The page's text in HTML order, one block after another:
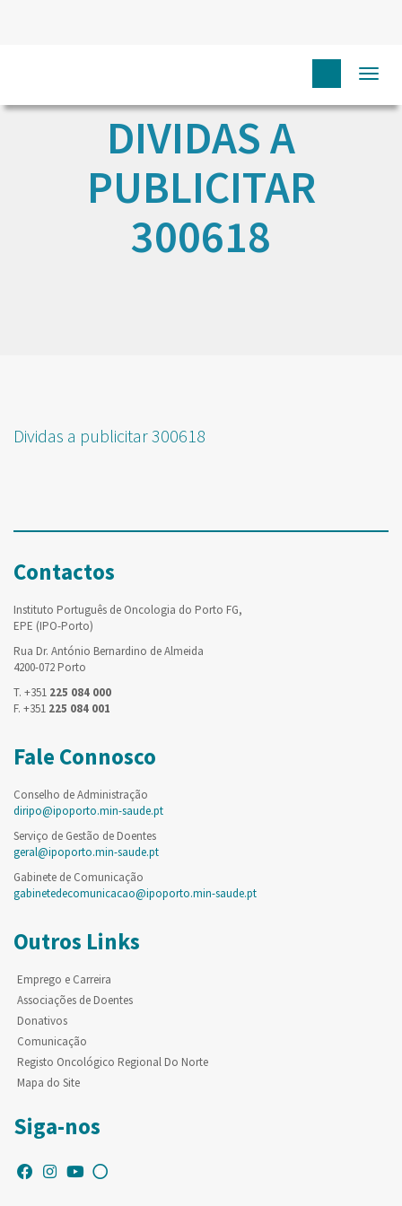
DIVIDAS A
PUBLICITAR
300618
Dividas a publicitar 300618
Contactos
Instituto Português de Oncologia do Porto FG,
EPE (IPO-Porto)
Rua Dr. António Bernardino de Almeida
4200-072 Porto
T. +351 225 084 000
F. +351 225 084 001
Fale Connosco
Conselho de Administração
diripo@ipoporto.min-saude.pt
Serviço de Gestão de Doentes
geral@ipoporto.min-saude.pt
Gabinete de Comunicação
gabinetedecomunicacao@ipoporto.min-saude.pt
Outros Links
Emprego e Carreira
Associações de Doentes
Donativos
Comunicação
Registo Oncológico Regional Do Norte
Mapa do Site
Siga-nos